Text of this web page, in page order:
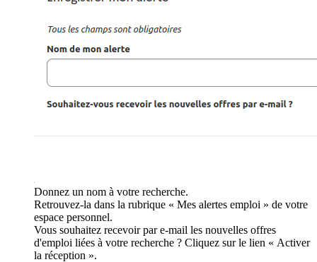
Donnez un nom à votre recherche.
Retrouvez-la dans la rubrique « Mes alertes emploi » de votre
espace personnel.
Vous souhaitez recevoir par e-mail les nouvelles offres
d'emploi liées à votre recherche ? Cliquez sur le lien « Activer
la réception ».